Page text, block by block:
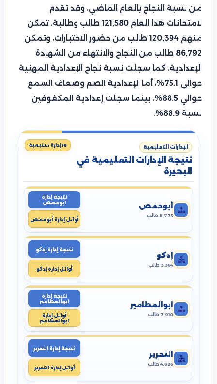
من نسبة النجاح بالعام الماضي، وقد تقدم
لامتحانات هذا العام 121,580 طالب وطالبة، تمكن
منهم 120,394 طالب من حضور الاختبارات، وتمكن
86,792 طالب من النجاح والانتهاء من الشهادة
الإعدادية، كما سجلت نسبة نجاح الإعدادية المهنية
حوالى 75.1%، أما الإعدادية الصم وضعاف السمع
حوالي 88.5%، بينما سجلت إعدادية المكفوفين
نسبة 88.9%.
الإدارات التعليمية
نتيجة الإدارات التعليمية في
البحيرة
18 إدارة تعليمية
أبوحمص
8,773 طالب
نتيجة إدارة
أبوحمص
أوائل إدارة أبوحمص
إدكو
3,364 طالب
نتيجة إدارة إدكو
أوائل إدارة إدكو
ابوالمطامير
7,910 طالب
نتيجة إدارة
ابوالمطامير
أوائل إدارة
ابوالمطامير
التحرير
4,626 طالب
نتيجة إدارة التحرير
أوائل إدارة التحرير